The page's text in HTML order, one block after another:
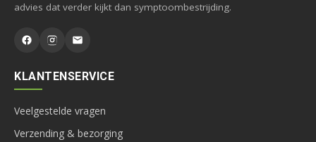
advies dat verder kijkt dan symptoombestrijding.
KLANTENSERVICE
Veelgestelde vragen
Verzending & bezorging